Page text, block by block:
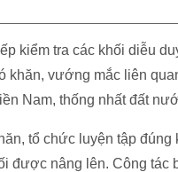
kiểm tra các khối diễu
khăn, vướng mắc liên
Nam, thống nhất đất
tổ chức luyện tập đúng
được nâng lên. Công tác